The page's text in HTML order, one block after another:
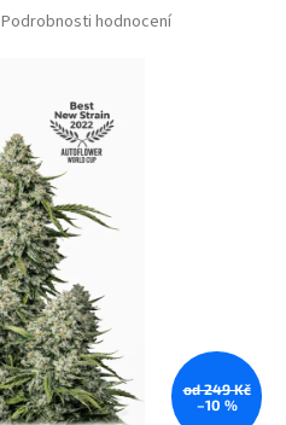
Podrobnosti hodnocení
od 249 Kč
–10 %